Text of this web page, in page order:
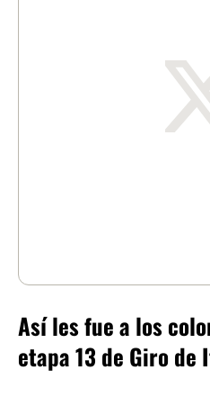
Así les fue a los
etapa 13 de Giro de